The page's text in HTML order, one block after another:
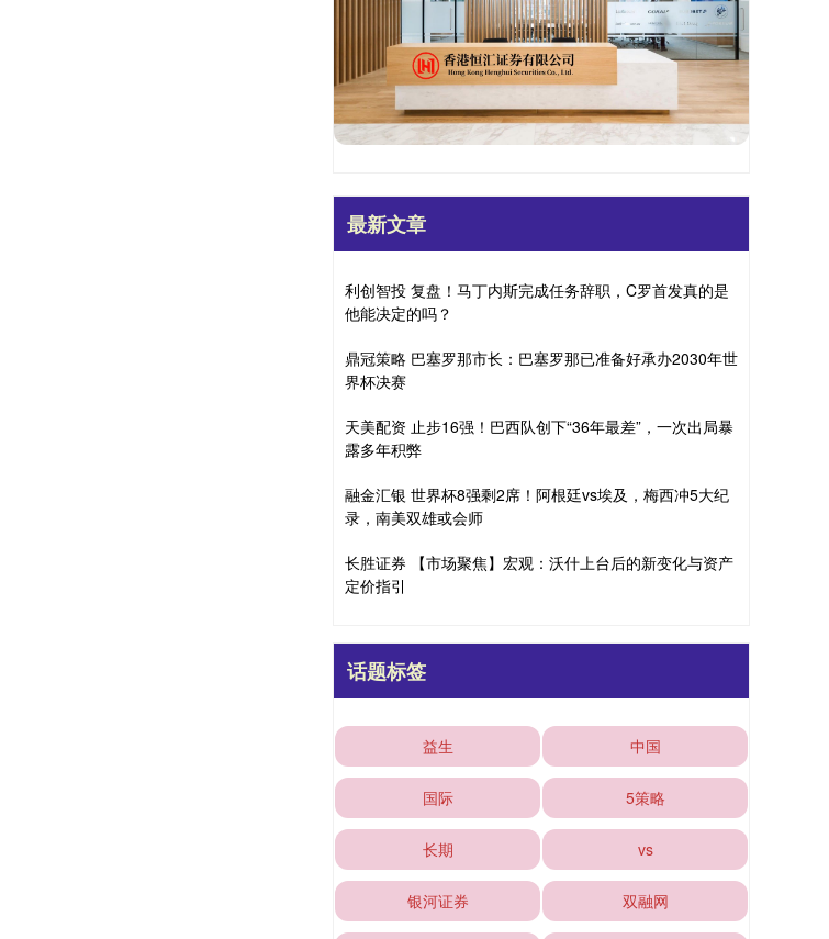
最新文章
利创智投 复盘！马丁内斯完成任务辞职，C罗首发真的是
他能决定的吗？
鼎冠策略 巴塞罗那市长：巴塞罗那已准备好承办2030年世
界杯决赛
天美配资 止步16强！巴西队创下“36年最差”，一次出局暴
露多年积弊
融金汇银 世界杯8强剩2席！阿根廷vs埃及，梅西冲5大纪
录，南美双雄或会师
长胜证券 【市场聚焦】宏观：沃什上台后的新变化与资产
定价指引
话题标签
益生 中国
国际 5策略
长期 vs
银河证券 双融网